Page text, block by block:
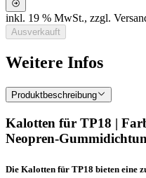
inkl. 19 % MwSt., zzgl.
Ausverkauft
Weitere Infos
Produktbeschreibung
Kalotten für TP18 |
Neopren-
Die Kalotten für TP18 bieten eine